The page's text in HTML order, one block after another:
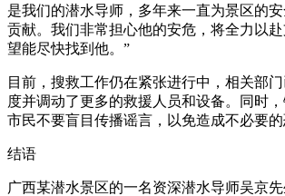
是我们的潜水导师，多年来一直为景区的
贡献。我们非常担心他的安危，将全力以
望能尽快找到他。”
目前，搜救工作仍在紧张进行中，相关部
度并调动了更多的救援人员和设备。同时
市民不要盲目传播谣言，以免造成不必要的
结语
广西某潜水景区的一名资深潜水导师吴京